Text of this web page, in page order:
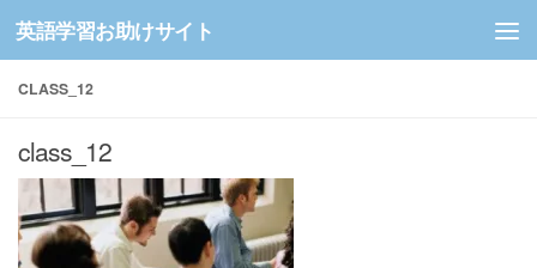
コンテンツへスキップ
英語学習お助けサイト
CLASS_12
class_12